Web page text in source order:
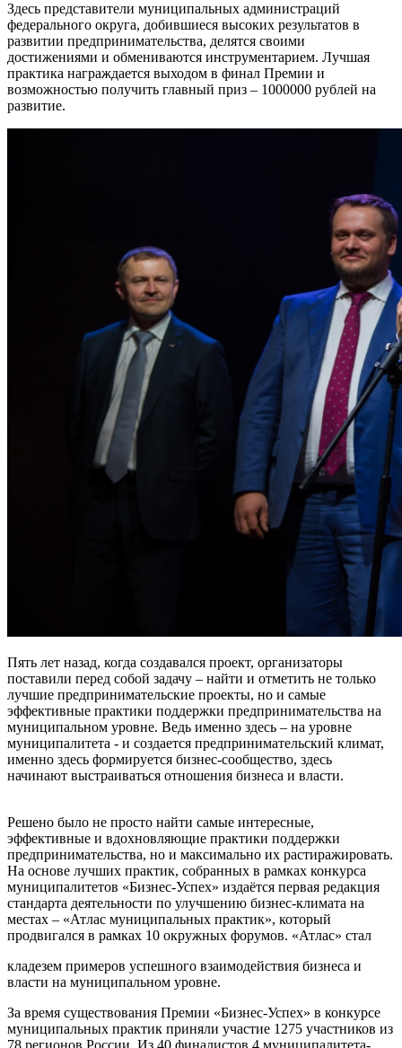
Здесь представители муниципальных администраций
федерального округа, добившиеся высоких результатов в
развитии предпринимательства, делятся своими
достижениями и обмениваются инструментарием. Лучшая
практика награждается выходом в финал Премии и
возможностью получить главный приз – 1000000 рублей на
развитие.
Пять лет назад, когда создавался проект, организаторы
поставили перед собой задачу – найти и отметить не только
лучшие предпринимательские проекты, но и самые
эффективные практики поддержки предпринимательства на
муниципальном уровне. Ведь именно здесь – на уровне
муниципалитета - и создается предпринимательский климат,
именно здесь формируется бизнес-сообщество, здесь
начинают выстраиваться отношения бизнеса и власти.
Решено было не просто найти самые интересные,
эффективные и вдохновляющие практики поддержки
предпринимательства, но и максимально их растиражировать.
На основе лучших практик, собранных в рамках конкурса
муниципалитетов «Бизнес-Успех» издаётся первая редакция
стандарта деятельности по улучшению бизнес-климата на
местах – «Атлас муниципальных практик», который
продвигался в рамках 10 окружных форумов. «Атлас» стал
кладезем примеров успешного взаимодействия бизнеса и
власти на муниципальном уровне.
За время существования Премии «Бизнес-Успех» в конкурсе
муниципальных практик приняли участие 1275 участников из